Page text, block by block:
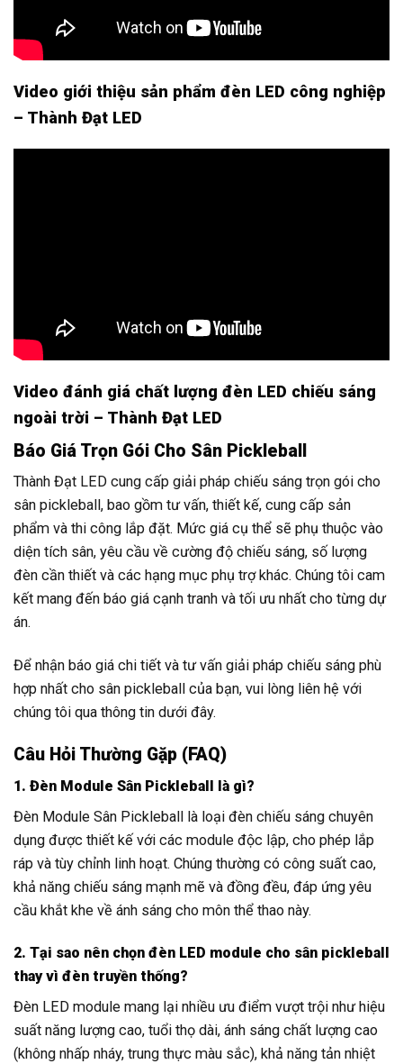
Video giới thiệu sản phẩm đèn LED công nghiệp
– Thành Đạt LED
Video đánh giá chất lượng đèn LED chiếu sáng
ngoài trời – Thành Đạt LED
Báo Giá Trọn Gói Cho Sân Pickleball
Thành Đạt LED cung cấp giải pháp chiếu sáng trọn gói cho
sân pickleball, bao gồm tư vấn, thiết kế, cung cấp sản
phẩm và thi công lắp đặt. Mức giá cụ thể sẽ phụ thuộc vào
diện tích sân, yêu cầu về cường độ chiếu sáng, số lượng
đèn cần thiết và các hạng mục phụ trợ khác. Chúng tôi cam
kết mang đến báo giá cạnh tranh và tối ưu nhất cho từng dự
án.
Để nhận báo giá chi tiết và tư vấn giải pháp chiếu sáng phù
hợp nhất cho sân pickleball của bạn, vui lòng liên hệ với
chúng tôi qua thông tin dưới đây.
Câu Hỏi Thường Gặp (FAQ)
1. Đèn Module Sân Pickleball là gì?
Đèn Module Sân Pickleball là loại đèn chiếu sáng chuyên
dụng được thiết kế với các module độc lập, cho phép lắp
ráp và tùy chỉnh linh hoạt. Chúng thường có công suất cao,
khả năng chiếu sáng mạnh mẽ và đồng đều, đáp ứng yêu
cầu khắt khe về ánh sáng cho môn thể thao này.
2. Tại sao nên chọn đèn LED module cho sân pickleball
thay vì đèn truyền thống?
Đèn LED module mang lại nhiều ưu điểm vượt trội như hiệu
suất năng lượng cao, tuổi thọ dài, ánh sáng chất lượng cao
(không nhấp nháy, trung thực màu sắc), khả năng tản nhiệt